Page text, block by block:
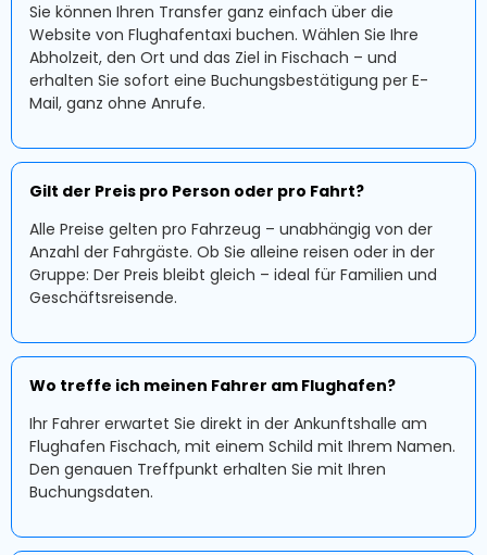
Sie können Ihren Transfer ganz einfach über die
Website von Flughafentaxi buchen. Wählen Sie Ihre
Abholzeit, den Ort und das Ziel in Fischach – und
erhalten Sie sofort eine Buchungsbestätigung per E-
Mail, ganz ohne Anrufe.
Gilt der Preis pro Person oder pro Fahrt?
Alle Preise gelten pro Fahrzeug – unabhängig von der
Anzahl der Fahrgäste. Ob Sie alleine reisen oder in der
Gruppe: Der Preis bleibt gleich – ideal für Familien und
Geschäftsreisende.
Wo treffe ich meinen Fahrer am Flughafen?
Ihr Fahrer erwartet Sie direkt in der Ankunftshalle am
Flughafen Fischach, mit einem Schild mit Ihrem Namen.
Den genauen Treffpunkt erhalten Sie mit Ihren
Buchungsdaten.